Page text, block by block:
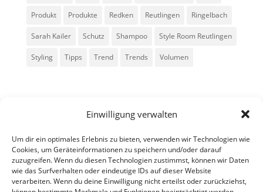
Einwilligung verwalten
Um dir ein optimales Erlebnis zu bieten, verwenden wir Technologien wie
Cookies, um Geräteinformationen zu speichern und/oder darauf
zuzugreifen. Wenn du diesen Technologien zustimmst, können wir Daten
wie das Surfverhalten oder eindeutige IDs auf dieser Website
verarbeiten. Wenn du deine Einwilligung nicht erteilst oder zurückziehst,
Produkt Produkte Redken Reutlingen Ringelbach
Sarah Kailer Schutz Shampoo Style Room Reutlingen
Styling Tipps Trend Trends Volumen
Alle Rechte vorbehalten - Sarah Kailer